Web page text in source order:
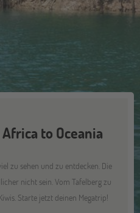
to Oceania
zu sehen und zu entdecken. Die
nicht sein. Vom Tafelberg zu
Starte jetzt deinen Megatrip!